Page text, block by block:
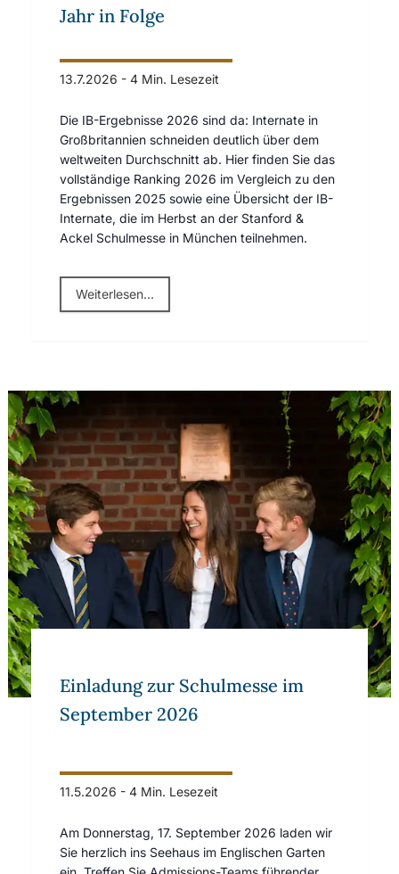
Jahr in Folge
13.7.2026 - 4 Min. Lesezeit
Die IB-Ergebnisse 2026 sind da: Internate in
Großbritannien schneiden deutlich über dem
weltweiten Durchschnitt ab. Hier finden Sie das
vollständige Ranking 2026 im Vergleich zu den
Ergebnissen 2025 sowie eine Übersicht der IB-
Internate, die im Herbst an der Stanford &
Ackel Schulmesse in München teilnehmen.
Weiterlesen...
Einladung zur Schulmesse im September 2026
Einladung zur Schulmesse im
September 2026
11.5.2026 - 4 Min. Lesezeit
Am Donnerstag, 17. September 2026 laden wir
Sie herzlich ins Seehaus im Englischen Garten